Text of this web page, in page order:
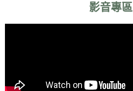
影音專區